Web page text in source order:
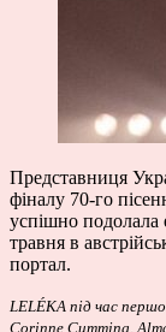
Представниця
фіналу 70-го
успішно подолала
травня в
портал.
LELÉKA під час
Corinne Cumming,